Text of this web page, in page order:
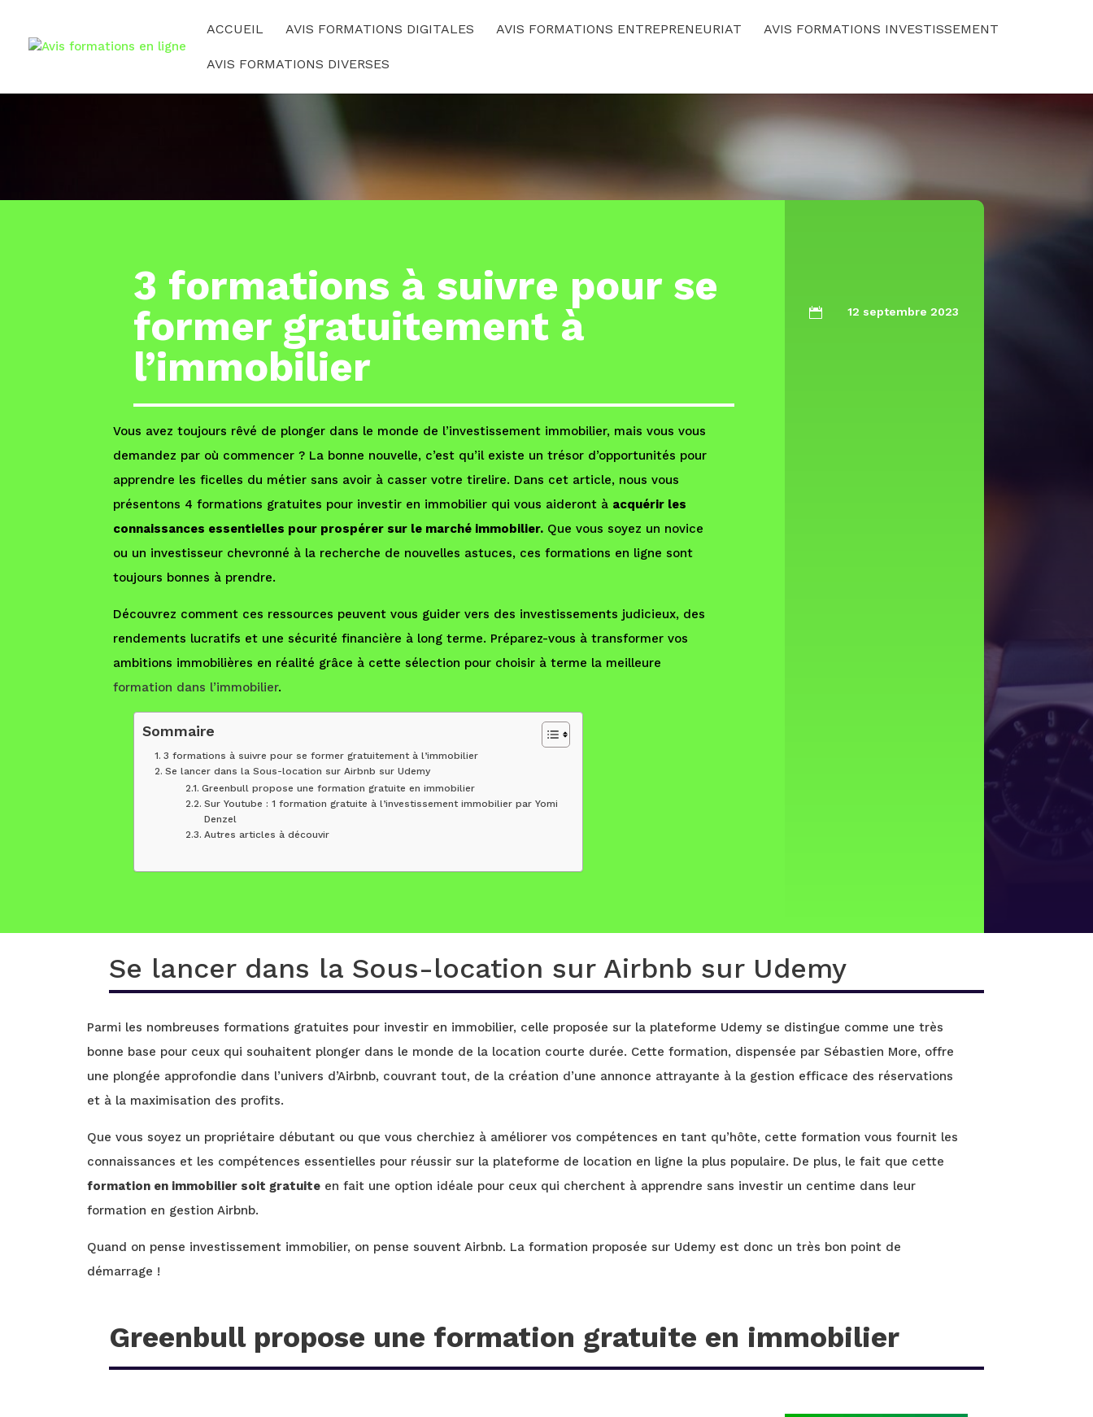
ACCUEIL AVIS FORMATIONS DIGITALES AVIS FORMATIONS ENTREPRENEURIAT AVIS FORMATIONS INVESTISSEMENT
AVIS FORMATIONS DIVERSES
3 formations à suivre pour se
former gratuitement à
l’immobilier
Vous avez toujours rêvé de plonger dans le monde de l’investissement immobilier, mais vous vous
demandez par où commencer ? La bonne nouvelle, c’est qu’il existe un trésor d’opportunités pour
apprendre les ficelles du métier sans avoir à casser votre tirelire. Dans cet article, nous vous
présentons 4 formations gratuites pour investir en immobilier qui vous aideront à acquérir les
connaissances essentielles pour prospérer sur le marché immobilier. Que vous soyez un novice
ou un investisseur chevronné à la recherche de nouvelles astuces, ces formations en ligne sont
toujours bonnes à prendre.
Découvrez comment ces ressources peuvent vous guider vers des investissements judicieux, des
rendements lucratifs et une sécurité financière à long terme. Préparez-vous à transformer vos
ambitions immobilières en réalité grâce à cette sélection pour choisir à terme la meilleure
formation dans l’immobilier.
Sommaire
3 formations à suivre pour se former gratuitement à l’immobilier
Se lancer dans la Sous-location sur Airbnb sur Udemy
Greenbull propose une formation gratuite en immobilier
Sur Youtube : 1 formation gratuite à l’investissement immobilier par Yomi
Denzel
Autres articles à découvir
 12 septembre 2023
Se lancer dans la Sous-location sur Airbnb sur Udemy
Parmi les nombreuses formations gratuites pour investir en immobilier, celle proposée sur la plateforme Udemy se distingue comme une très
bonne base pour ceux qui souhaitent plonger dans le monde de la location courte durée. Cette formation, dispensée par Sébastien More, offre
une plongée approfondie dans l’univers d’Airbnb, couvrant tout, de la création d’une annonce attrayante à la gestion efficace des réservations
et à la maximisation des profits.
Que vous soyez un propriétaire débutant ou que vous cherchiez à améliorer vos compétences en tant qu’hôte, cette formation vous fournit les
connaissances et les compétences essentielles pour réussir sur la plateforme de location en ligne la plus populaire. De plus, le fait que cette
formation en immobilier soit gratuite en fait une option idéale pour ceux qui cherchent à apprendre sans investir un centime dans leur
formation en gestion Airbnb.
Quand on pense investissement immobilier, on pense souvent Airbnb. La formation proposée sur Udemy est donc un très bon point de
démarrage !
Greenbull propose une formation gratuite en immobilier